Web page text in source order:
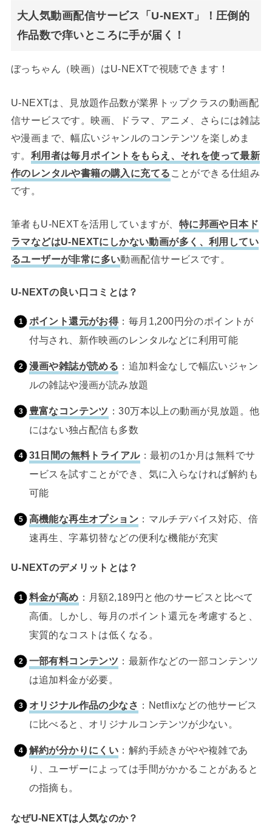
大人気動画配信サービス「U-NEXT」！圧倒的
作品数で痒いところに手が届く！
ぼっちゃん（映画）はU-NEXTで視聴できます！
U-NEXTは、見放題作品数が業界トップクラスの動画配
信サービスです。映画、ドラマ、アニメ、さらには雑誌
や漫画まで、幅広いジャンルのコンテンツを楽しめま
す。 利用者は毎月ポイントをもらえ、それを使って最新
作のレンタルや書籍の購入に充てる ことができる仕組み
です。
筆者もU-NEXTを活用していますが、 特に邦画や日本ド
ラマなどはU-NEXTにしかない動画が多く、利用してい
るユーザーが非常に多い動画配信サービスです。
U-NEXTの良い口コミとは？
ポイント還元がお得：毎月1,200円分のポイントが
付与され、新作映画のレンタルなどに利用可能
漫画や雑誌が読める ：追加料金なしで幅広いジャン
ルの雑誌や漫画が読み放題
豊富なコンテンツ ：30万本以上の動画が見放題。他
にはない独占配信も多数
31日間の無料トライアル：最初の1か月は無料でサ
ービスを試すことができ、気に入らなければ解約も
可能
高機能な再生オプション ：マルチデバイス対応、倍
速再生、字幕切替などの便利な機能が充実
U-NEXTのデメリットとは？
料金が高め ：月額2,189円と他のサービスと比べて
高価。しかし、毎月のポイント還元を考慮すると、
実質的なコストは低くなる。
一部有料コンテンツ ：最新作などの一部コンテンツ
は追加料金が必要。
オリジナル作品の少なさ ：Netflixなどの他サービス
に比べると、オリジナルコンテンツが少ない。
解約が分かりにくい ：解約手続きがやや複雑であ
り、ユーザーによっては手間がかかることがあると
の指摘も。
なぜU-NEXTは人気なのか？